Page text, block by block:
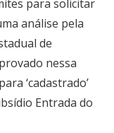
para solicitar
análise pela
de
nessa
‘cadastrado’
Entrada do